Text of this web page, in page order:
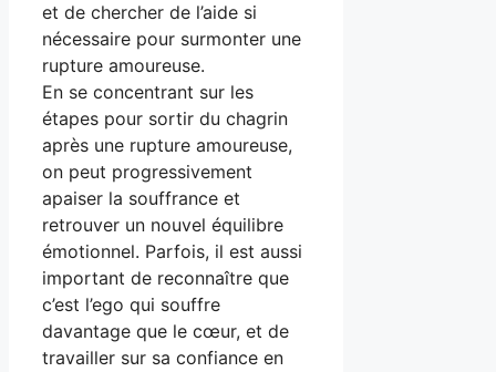
et de chercher de l’aide si
nécessaire pour surmonter une
rupture amoureuse.
En se concentrant sur les
étapes pour sortir du chagrin
après une rupture amoureuse,
on peut progressivement
apaiser la souffrance et
retrouver un nouvel équilibre
émotionnel. Parfois, il est aussi
important de reconnaître que
c’est l’ego qui souffre
davantage que le cœur, et de
travailler sur sa confiance en